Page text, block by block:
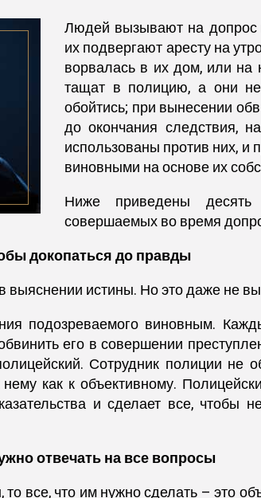
Людей вызывают на допрос
их подвергают аресту на
ворвалась в их дом, или на
тащат в полицию, а они
обойтись; при вынесении
до окончания следствия,
использованы против них, и
виновными на основе их
Ниже приведены десять
совершаемых во время
докопаться до правды
истины. Но это даже не
подозреваемого виновным.
его в совершении
Сотрудник полиции не
как к объективному.
и сделает все, чтобы
отвечать на все вопросы
все, что им нужно сделать – это